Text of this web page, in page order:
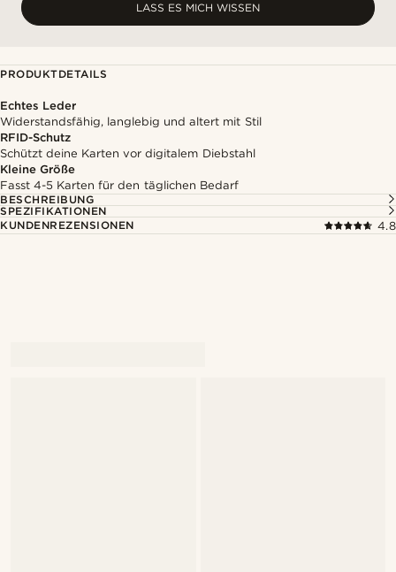
LASS ES MICH WISSEN
PRODUKTDETAILS
Echtes Leder
Widerstandsfähig, langlebig und altert mit Stil
RFID-Schutz
Schützt deine Karten vor digitalem Diebstahl
Kleine Größe
Fasst 4-5 Karten für den täglichen Bedarf
BESCHREIBUNG
SPEZIFIKATIONEN
KUNDENREZENSIONEN
4.8